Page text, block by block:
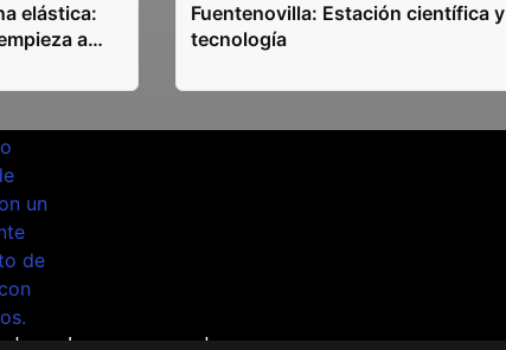
elástica:
a
Fuentenovilla: Estación científica y
tecnología